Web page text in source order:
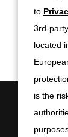
to
3rd-
located
is the